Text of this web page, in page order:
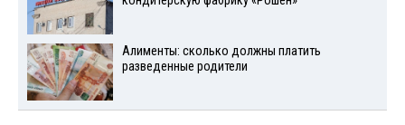
Алименты: сколько должны платить
разведенные родители